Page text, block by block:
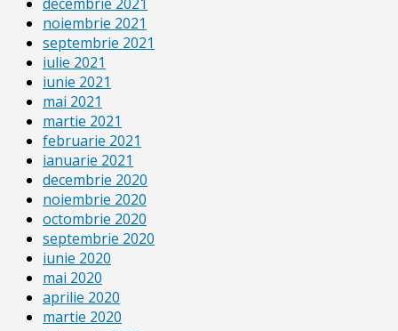
noiembrie 2021
septembrie 2021
iulie 2021
iunie 2021
mai 2021
martie 2021
februarie 2021
ianuarie 2021
decembrie 2020
noiembrie 2020
octombrie 2020
septembrie 2020
iunie 2020
mai 2020
aprilie 2020
martie 2020